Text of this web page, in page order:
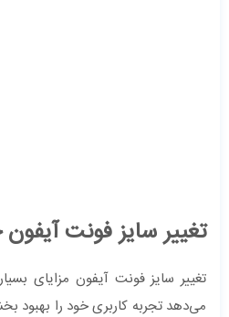
تغییر سایز فونت آیفون
تغییر سایز فونت آیفون مزایای
می‌دهد تجربه کاربری خود را بهبود